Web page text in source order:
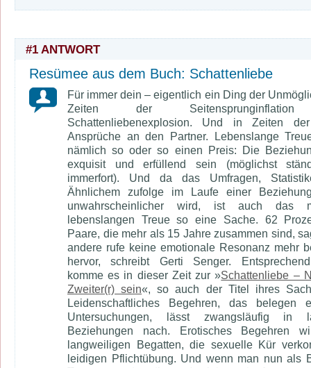
#1 ANTWORT
Resümee aus dem Buch: Schattenliebe
Für immer dein – eigentlich ein Ding der
Zeiten der
Schattenliebenexplosion. Und in Zeiten
Ansprüche an den Partner. Lebenslange
nämlich so oder so einen Preis: Die
exquisit und erfüllend sein (möglichst
immerfort). Und da das Umfragen,
Ähnlichem zufolge im Laufe einer
unwahrscheinlicher wird, ist auch das
lebenslangen Treue so eine Sache. 62
Paare, die mehr als 15 Jahre zusammen sind,
andere rufe keine emotionale Resonanz mehr
hervor, schreibt Gerti Senger.
komme es in dieser Zeit zur »Schattenliebe –
Zweiter(r) sein«, so auch der Titel ihres
Leidenschaftliches Begehren, das belegen
Untersuchungen, lässt zwangsläufig in
Beziehungen nach. Erotisches Begehren
langweiligen Begatten, die sexuelle Kür
leidigen Pflichtübung. Und wenn man nun als